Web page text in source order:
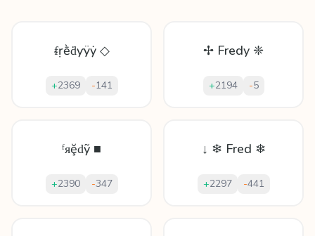
ᵮṛḕḋƴÿẏ ◇
+2369 -141
✢ Fredy ❈
+2194 -5
ᶠᴙḝԁỹ ■
+2390 -347
↓ ❄ Fred ❄
+2297 -441